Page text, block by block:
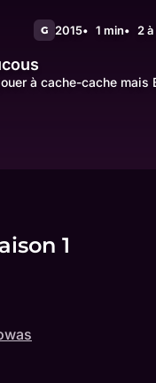
G 2015 1 min 2
à cache-cache
1